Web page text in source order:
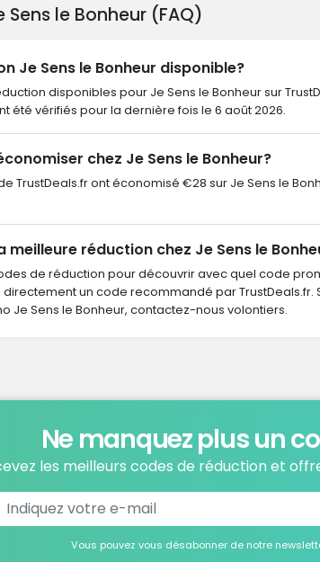
le Bonheur (FAQ)
Je Sens le Bonheur disponible?
disponibles pour Je Sens le Bonheur sur
été vérifiés pour la dernière fois le 6 août 2026.
chez Je Sens le Bonheur?
TrustDeals.fr ont économisé €28 sur Je Sens le
réduction chez Je Sens le
de réduction pour découvrir avec quel code
un code recommandé par TrustDeals.fr.
Je Sens le Bonheur, contactez-nous volontiers.
Ne manquez plus un
les meilleurs codes de réduction et
Vous pouvez vous désabonner de notre